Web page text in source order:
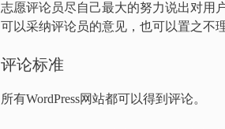
志愿评论员尽自己最大的努力说出对用
可以采纳评论员的意见，也可以置之不
评论标准
所有WordPress网站都可以得到评论。